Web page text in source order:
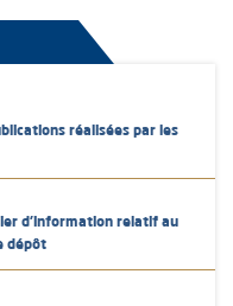
réalisées par les
d’information relatif au
dépôt